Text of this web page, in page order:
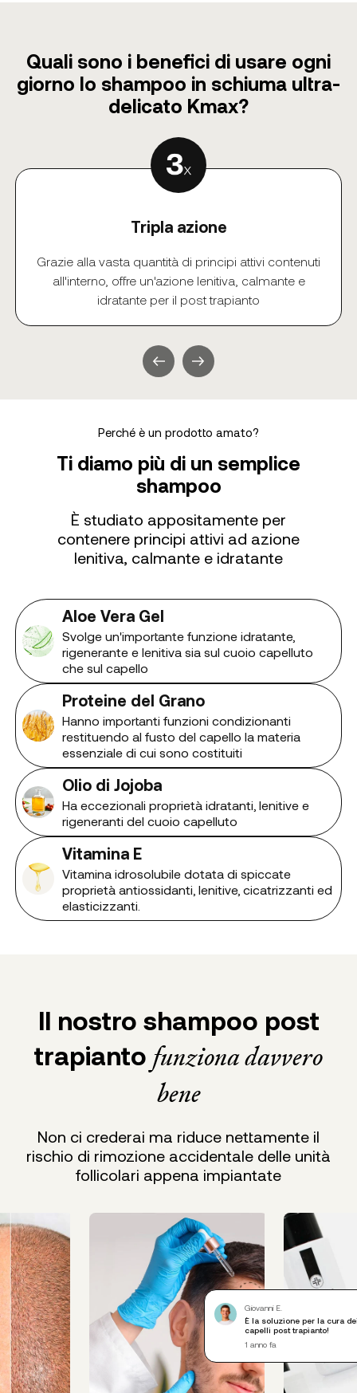
Quali sono i benefici di usare ogni
giorno lo shampoo in schiuma ultra-
delicato Kmax?
Tripla azione
Grazie alla vasta quantità di principi attivi contenuti
all'interno, offre un'azione lenitiva, calmante e
idratante per il post trapianto
Perché è un prodotto amato?
Ti diamo più di un semplice
shampoo
È studiato appositamente per
contenere principi attivi ad azione
lenitiva, calmante e idratante
Aloe Vera Gel
Svolge un'importante funzione idratante,
rigenerante e lenitiva sia sul cuoio capelluto
che sul capello
Proteine del Grano
Hanno importanti funzioni condizionanti
restituendo al fusto del capello la materia
essenziale di cui sono costituiti
Olio di Jojoba
Ha eccezionali proprietà idratanti, lenitive e
rigeneranti del cuoio capelluto
Vitamina E
Vitamina idrosolubile dotata di spiccate
proprietà antiossidanti, lenitive, cicatrizzanti ed
elasticizzanti.
Il nostro shampoo post
trapianto funziona davvero
bene
Non ci crederai ma riduce nettamente il
rischio di rimozione accidentale delle unità
follicolari appena impiantate
Giovanni E.
È la soluzione per la cura
capelli post trapianto!
1 anno fa